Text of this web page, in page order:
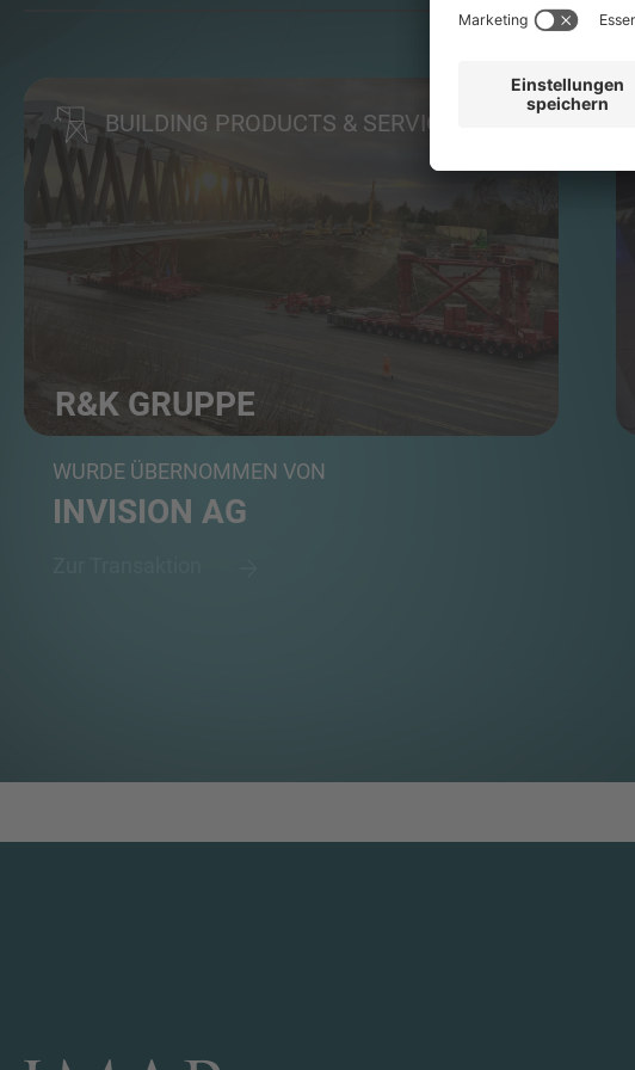
BUILDING PRODUCTS & SERVICES
R&K GRUPPE
Führender Ingenieursdienstleister mit Fokus auf komp...
WURDE ÜBERNOMMEN VON
INVISION AG